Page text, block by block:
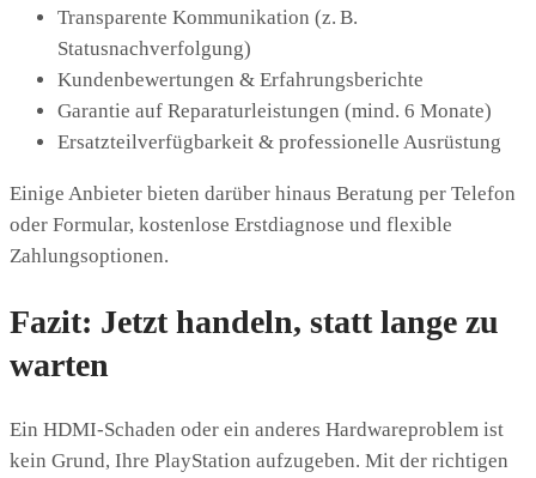
Transparente Kommunikation (z. B.
Statusnachverfolgung)
Kundenbewertungen & Erfahrungsberichte
Garantie auf Reparaturleistungen (mind. 6 Monate)
Ersatzteilverfügbarkeit & professionelle Ausrüstung
Einige Anbieter bieten darüber hinaus Beratung per Telefon
oder Formular, kostenlose Erstdiagnose und flexible
Zahlungsoptionen.
Fazit: Jetzt handeln, statt lange zu
warten
Ein HDMI-Schaden oder ein anderes Hardwareproblem ist
kein Grund, Ihre PlayStation aufzugeben. Mit der richtigen